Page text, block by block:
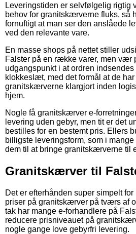
Leveringstiden er selvfølgelig rigtig
behov for granitskærverne fluks, så
fornuftigt at man ser den anslåede
ved den relevante vare.
En masse shops på nettet stiller
Falster på en række varer, men vær
udgangspunkt i at ordren
klokkeslæt, med det formål at de
granitskærverne klargjort inden
hjem.
Nogle få granitskærver e-
levering uden gebyr, men tit er det
bestilles for en bestemt pris. Ellers
billigste leveringsform, som i
dem til at bringe granitskærverne til
Granitskærver til
Det er efterhånden super simpelt
priser på granitskærver på tværs af
tak har mange e-forhandlere på
reducere prisniveauet på
nogle gange love gebyrfri levering.